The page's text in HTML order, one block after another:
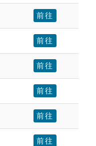
前往
前往
前往
前往
前往
前往